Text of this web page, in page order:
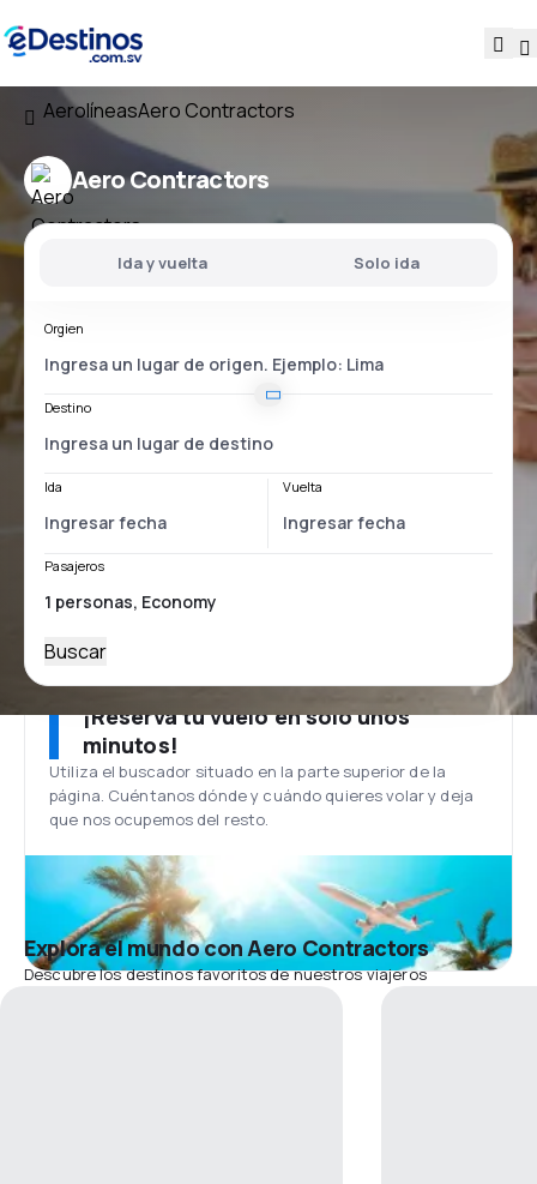
AerolíneasAero Contractors
Aero Contractors
Ida y vuelta Solo ida
Orgien
Destino
Ida Vuelta
Pasajeros
Buscar
¡Reserva tu vuelo en solo unos
minutos!
Utiliza el buscador situado en la parte superior de la
página. Cuéntanos dónde y cuándo quieres volar y deja
que nos ocupemos del resto.
Explora el mundo con Aero Contractors
Descubre los destinos favoritos de nuestros viajeros